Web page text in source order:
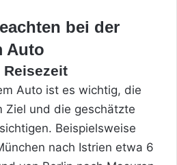
bei der
Auto
Auto ist es wichtig, die
Ziel und die geschätzte
Beispielsweise
nach Istrien etwa 6